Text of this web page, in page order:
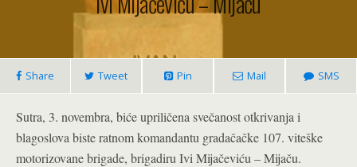
Share Tweet Pin Mail SMS
Sutra, 3. novembra, biće upriličena svečanost otkrivanja i
blagoslova biste ratnom komandantu gradačačke 107. viteške
motorizovane brigade, brigadiru Ivi Mijačeviću – Mijaču.